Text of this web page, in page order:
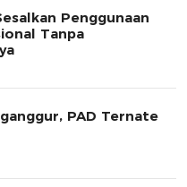
Penggunaan
Tanpa
PAD Ternate